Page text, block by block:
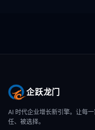
企跃龙门
AI 时代企业增长新引擎。让每
任、被选择。